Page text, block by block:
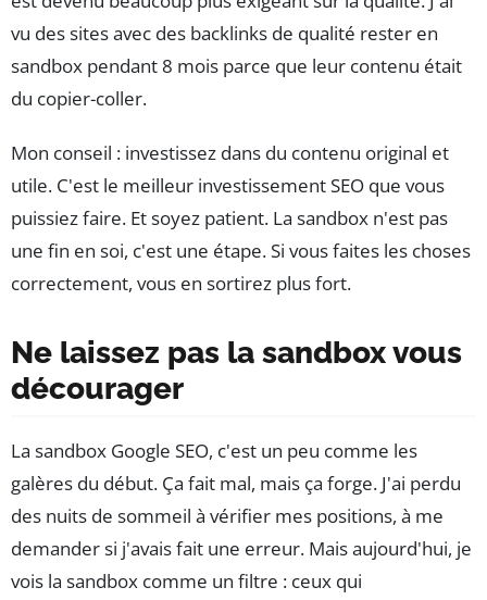
vu des sites avec des backlinks de qualité rester en
sandbox pendant 8 mois parce que leur contenu était
du copier-coller.
Mon conseil : investissez dans du contenu original et
utile. C'est le meilleur investissement SEO que vous
puissiez faire. Et soyez patient. La sandbox n'est pas
une fin en soi, c'est une étape. Si vous faites les choses
correctement, vous en sortirez plus fort.
Ne laissez pas la sandbox vous
décourager
La sandbox Google SEO, c'est un peu comme les
galères du début. Ça fait mal, mais ça forge. J'ai perdu
des nuits de sommeil à vérifier mes positions, à me
demander si j'avais fait une erreur. Mais aujourd'hui, je
vois la sandbox comme un filtre : ceux qui